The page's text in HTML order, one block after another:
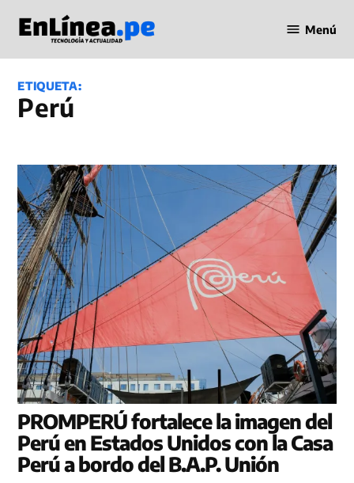
contenido
en Línea
Menú
ETIQUETA:
Perú
PROMPERÚ fortalece la imagen del
Perú en Estados Unidos con la Casa
Perú a bordo del B.A.P. Unión